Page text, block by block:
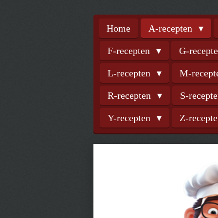
Home A-recepten
F-recepten G-
L-recepten M-
R-recepten S-
Y-recepten Z-